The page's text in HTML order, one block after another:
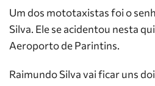
Um dos mototaxistas foi o
Silva. Ele se acidentou nesta
Aeroporto de Parintins.
Raimundo Silva vai ficar uns